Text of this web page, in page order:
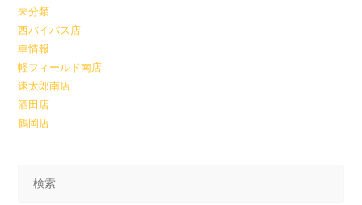
未分類
西バイパス店
車情報
軽フィールド南店
速太郎南店
酒田店
鶴岡店